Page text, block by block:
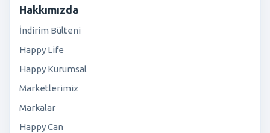
Hakkımızda
İndirim Bülteni
Happy Life
Happy Kurumsal
Marketlerimiz
Markalar
Happy Can